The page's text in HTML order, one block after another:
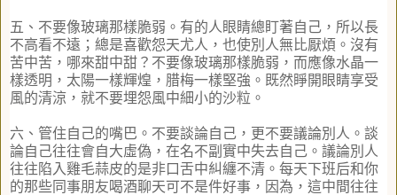
五、不要像玻璃那樣脆弱。有的人眼睛總盯著自己， 所以長
不高看不遠；總是喜歡怨天尤人，也使別人無比厭煩。 沒有
苦中苦，哪來甜中甜？不要像玻璃那樣脆弱， 而應像水晶一
樣透明，太陽一樣輝煌，腊梅一樣堅強。 既然睜開眼睛享受
風的清涼，就不要埋怨風中細小的沙粒。
六、管住自己的嘴巴。不要談論自己，更不要議論別人。 談
論自己往往會自大虛偽，在名不副實中失去自己。 議論別人
往往陷入雞毛蒜皮的是非口舌中糾纏不清。 每天下班后和你
的那些同事朋友喝酒聊天可不是件好事，因為， 這中間往往